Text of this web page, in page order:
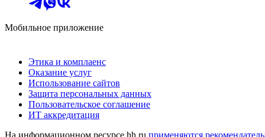
Мобильное приложение
Этика и комплаенс
Оказание услуг
Использование сайтов
Защита персональных данных
Пользовательское соглашение
ИТ аккредитация